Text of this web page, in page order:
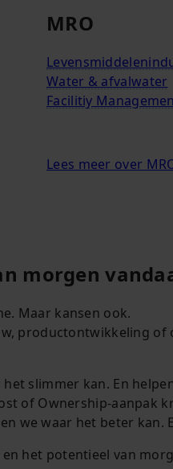
MRO
Water & afvalwater
Facilitiy
Lees meer over
morgen
Maar kansen ook.
productontwikkeling
slimmer kan. En
of Ownership-aanpak
we waar het beter kan.
het potentieel van